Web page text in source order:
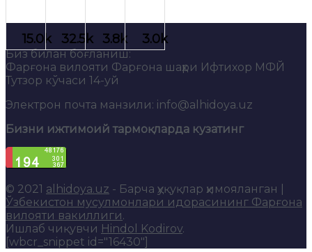
Биз билан боғланиш:
Фарғона вилояти Фарғона шаҳри Ифтихор МФЙ
Тутзор кўчаси 14-уй
Электрон почта манзили: info@alhidoya.uz
Бизни ижтимоий тармоқларда кузатинг
© 2021 alhidoya.uz - Барча ҳуқуқлар ҳимояланган |
Ўзбекистон мусулмонлари идорасининг Фарғона
вилояти вакиллиги.
Ишлаб чиқувчи Hindol Kodirov.
[wbcr_snippet id="16430"]